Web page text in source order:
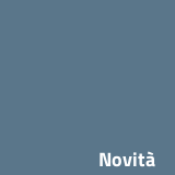
Novità